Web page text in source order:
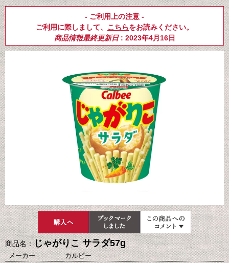
- ご利用上の注意 -
ご利用に際しまして、 こちらをお読みください。
商品情報最終更新日: 2023年4月16日
商品名：じゃがりこ サラダ57g
メーカー
カルビー